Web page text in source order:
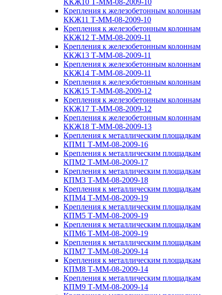
ККЖ10 Т-ММ-08-2009-10
Крепления к железобетонным колоннам
ККЖ11 Т-ММ-08-2009-10
Крепления к железобетонным колоннам
ККЖ12 Т-ММ-08-2009-11
Крепления к железобетонным колоннам
ККЖ13 Т-ММ-08-2009-11
Крепления к железобетонным колоннам
ККЖ14 Т-ММ-08-2009-11
Крепления к железобетонным колоннам
ККЖ15 Т-ММ-08-2009-12
Крепления к железобетонным колоннам
ККЖ17 Т-ММ-08-2009-12
Крепления к железобетонным колоннам
ККЖ18 Т-ММ-08-2009-13
Крепления к металлическим площадкам
КПМ1 Т-ММ-08-2009-16
Крепления к металлическим площадкам
КПМ2 Т-ММ-08-2009-17
Крепления к металлическим площадкам
КПМ3 Т-ММ-08-2009-18
Крепления к металлическим площадкам
КПМ4 Т-ММ-08-2009-19
Крепления к металлическим площадкам
КПМ5 Т-ММ-08-2009-19
Крепления к металлическим площадкам
КПМ6 Т-ММ-08-2009-19
Крепления к металлическим площадкам
КПМ7 Т-ММ-08-2009-14
Крепления к металлическим площадкам
КПМ8 Т-ММ-08-2009-14
Крепления к металлическим площадкам
КПМ9 Т-ММ-08-2009-14